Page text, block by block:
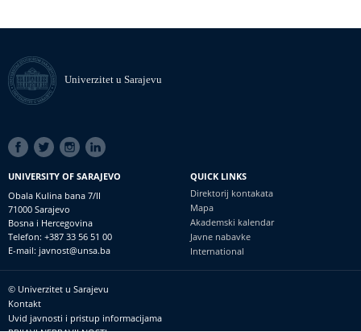
Univerzitet u Sarajevu
SOCIAL
LINKS
UNIVERSITY OF SARAJEVO
Obala Kulina bana 7/II
71000 Sarajevo
Bosna i Hercegovina
Telefon: +387 33 56 51 00
E-mail: javnost@unsa.ba
QUICK LINKS
Direktorij kontakata
Mapa
Akademski kalendar
Javne nabavke
International
Footer
meni
© Univerzitet u Sarajevu
Kontakt
Uvid javnosti i pristup informacijama